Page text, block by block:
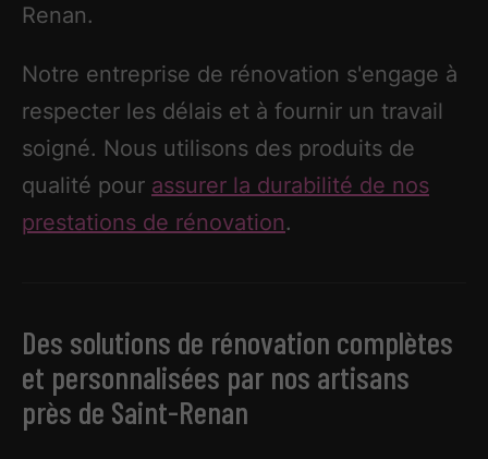
Renan.
Notre entreprise de rénovation s'engage à
respecter les délais et à fournir un travail
soigné. Nous utilisons des produits de
qualité pour assurer la durabilité de nos
prestations de rénovation.
Des solutions de rénovation complètes
et personnalisées par nos artisans
près de Saint-Renan